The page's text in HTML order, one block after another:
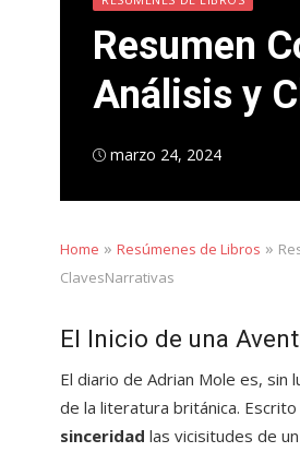
Resumen
Análisis y
Posted
marzo 24, 2024
Home » Resúmenes de Libros »
ClavesNarrativas
El Inicio de una
El diario de Adrian Mole es, sin
de la literatura británica.
sinceridad las vicisitudes de